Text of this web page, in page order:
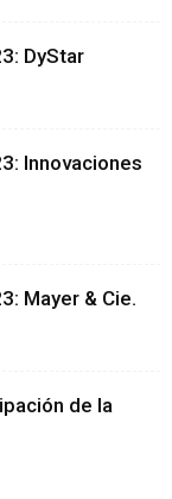
DyStar
Innovaciones
Mayer & Cie.
de la